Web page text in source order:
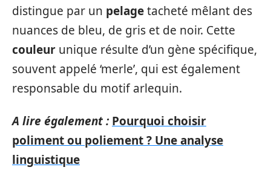
distingue par un pelagetacheté mêlant des
nuances de bleu, de gris et de noir. Cette
couleur unique résulte d’un gène spécifique,
souvent appelé ‘merle’, qui est également
responsable du motif arlequin.
A lire également : Pourquoi choisir
poliment ou poliement ? Une analyse
linguistique